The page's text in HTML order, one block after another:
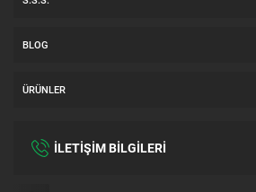
BLOG
ÜRÜNLER
İLETİŞİM BİLGİLERİ